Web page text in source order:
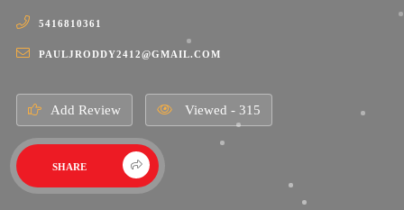
5416810361
PAULJRODDY2412@GMAIL.COM
Add Review Viewed - 315
SHARE